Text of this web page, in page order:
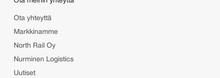
Ota yhteyttä
Markkinamme
North Rail Oy
Nurminen Logistics
Uutiset